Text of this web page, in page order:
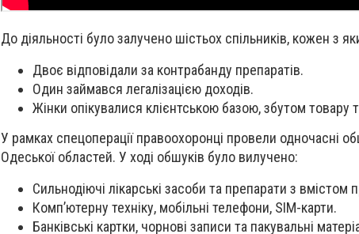
До діяльності було залучено шістьох спільників, кожен з
Двоє відповідали за контрабанду препаратів.
Один займався легалізацією доходів.
Жінки опікувалися клієнтською базою, збутом товару
У рамках спецоперації правоохоронці провели одночасні
Одеської областей. У ході обшуків було вилучено:
Сильнодіючі лікарські засоби та препарати з вмістом
Комп’ютерну техніку, мобільні телефони, SIM-карти.
Банківські картки, чорнові записи та пакувальні